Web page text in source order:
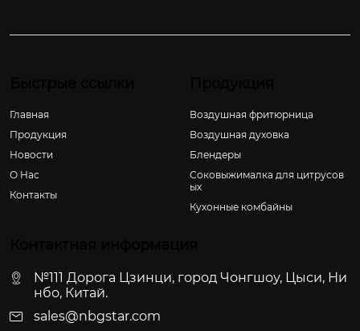
Главная
Продукция
Новости
О Hас
Контакты
Воздушная фритюрница
Воздушная духовка
Блендеры
Соковыжималка для цитрусов
ых
Кухонные комбайны
№111 Дорога Цзинци, город Чонгшоу, Цыси, Ни
нбо, Китай.
sales@nbgstar.com